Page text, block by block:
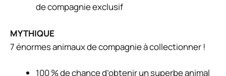
de compagnie exclusif
MYTHIQUE
7 énormes animaux de compagnie à collectionner !
100 % de chance d’obtenir un superbe animal